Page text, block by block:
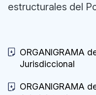
estructurales del
ORGANIGRAMA
Jurisdiccional
ORGANIGRAMA